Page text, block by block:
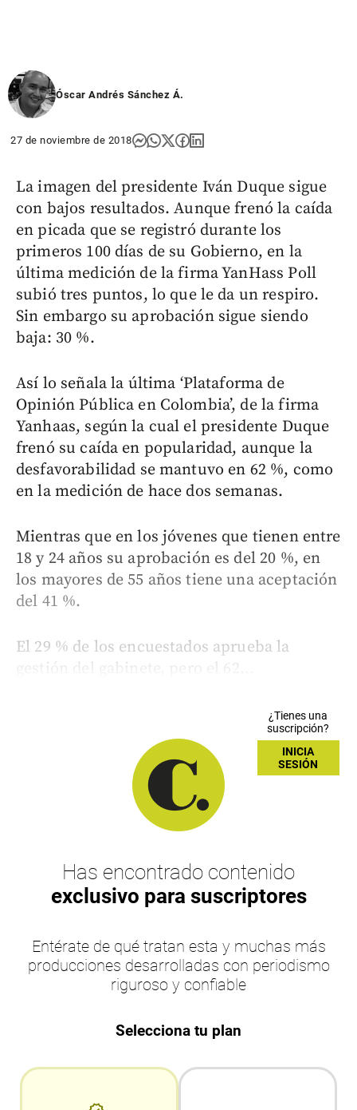
Óscar Andrés Sánchez Á.
27 de noviembre de 2018
La imagen del presidente Iván Duque sigue
con bajos resultados. Aunque frenó la caída
en picada que se registró durante los
primeros 100 días de su Gobierno, en la
última medición de la firma YanHass Poll
subió tres puntos, lo que le da un respiro.
Sin embargo su aprobación sigue siendo
baja: 30 %.
Así lo señala la última ‘Plataforma de
Opinión Pública en Colombia’, de la firma
Yanhaas, según la cual el presidente Duque
frenó su caída en popularidad, aunque la
desfavorabilidad se mantuvo en 62 %, como
en la medición de hace dos semanas.
Mientras que en los jóvenes que tienen entre
18 y 24 años su aprobación es del 20 %, en
los mayores de 55 años tiene una aceptación
del 41 %.
El 29 % de los encuestados aprueba la
gestión del gabinete, pero el 62...
¿Tienes una
suscripción?
INICIA
SESIÓN
Has encontrado contenido
exclusivo para suscriptores
Entérate de qué tratan esta y muchas más
producciones desarrolladas con periodismo
riguroso y confiable
Selecciona tu plan